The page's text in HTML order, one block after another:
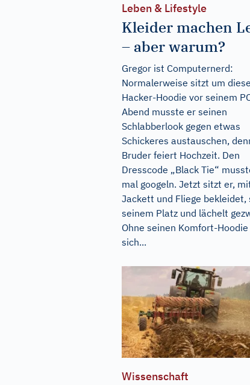
Leben & Lifestyle
Kleider machen
– aber warum?
Gregor ist Computernerd:
Normalerweise sitzt um
Hacker-Hoodie vor seinem
Abend musste er seinen
Schlabberlook gegen etwas
Schickeres austauschen,
Bruder feiert Hochzeit. Den
Dresscode „Black Tie“
mal googeln. Jetzt sitzt er,
Jackett und Fliege bekleidet,
seinem Platz und lächelt
Ohne seinen Komfort-
sich...
Wissenschaft